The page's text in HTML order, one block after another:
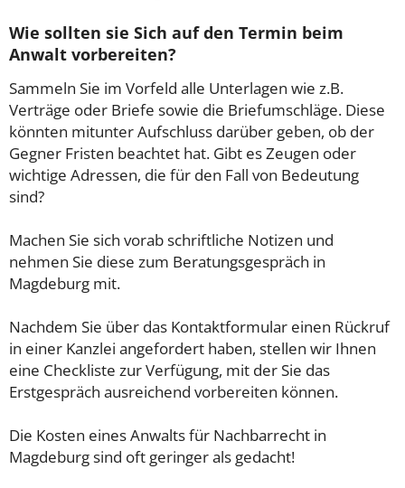
Wie sollten sie Sich auf den Termin beim
Anwalt vorbereiten?
Sammeln Sie im Vorfeld alle Unterlagen wie z.B.
Verträge oder Briefe sowie die Briefumschläge. Diese
könnten mitunter Aufschluss darüber geben, ob der
Gegner Fristen beachtet hat. Gibt es Zeugen oder
wichtige Adressen, die für den Fall von Bedeutung
sind?
Machen Sie sich vorab schriftliche Notizen und
nehmen Sie diese zum Beratungsgespräch in
Magdeburg mit.
Nachdem Sie über das Kontaktformular einen Rückruf
in einer Kanzlei angefordert haben, stellen wir Ihnen
eine Checkliste zur Verfügung, mit der Sie das
Erstgespräch ausreichend vorbereiten können.
Die Kosten eines Anwalts für Nachbarrecht in
Magdeburg sind oft geringer als gedacht!